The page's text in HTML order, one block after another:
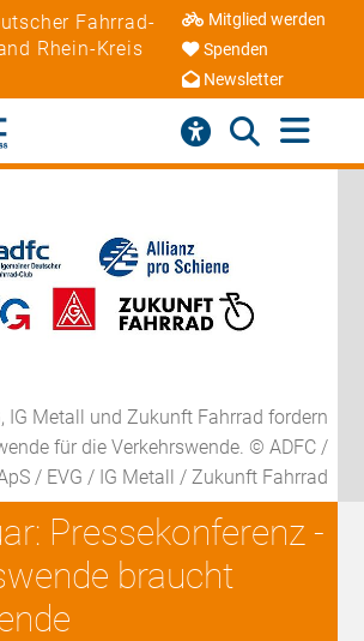
Fahrrad-
Rhein-Kreis
Mitglied werden
Spenden
Newsletter
IG Metall und Zukunft Fahrrad fordern
für die Verkehrswende. © ADFC /
/ EVG / IG Metall / Zukunft Fahrrad
Pressekonferenz -
braucht